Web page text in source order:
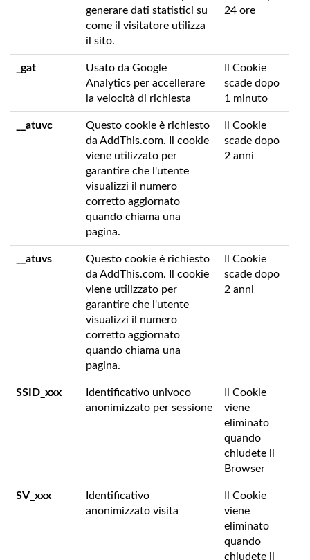
generare dati statistici su
come il visitatore utilizza
il sito.
24 ore
_gat
Usato da Google
Analytics per accellerare
la velocità di richiesta
Il Cookie
scade dopo
1 minuto
__atuvc
Questo cookie è richiesto
da AddThis.com. Il cookie
viene utilizzato per
garantire che l'utente
visualizzi il numero
corretto aggiornato
quando chiama una
pagina.
Il Cookie
scade dopo
2 anni
__atuvs
Questo cookie è richiesto
da AddThis.com. Il cookie
viene utilizzato per
garantire che l'utente
visualizzi il numero
corretto aggiornato
quando chiama una
pagina.
Il Cookie
scade dopo
2 anni
SSID_xxx
Identificativo univoco
anonimizzato per sessione
Il Cookie
viene
eliminato
quando
chiudete il
Browser
SV_xxx
Identificativo
anonimizzato visita
Il Cookie
viene
eliminato
quando
chiudete il